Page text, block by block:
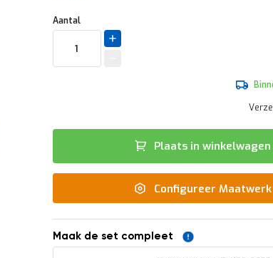
Uw
aanpassing
DIRECT
LEVERBAAR
Aantal
Plaats in winkelwagen
Configureer Maatwerk
Maak de set compleet